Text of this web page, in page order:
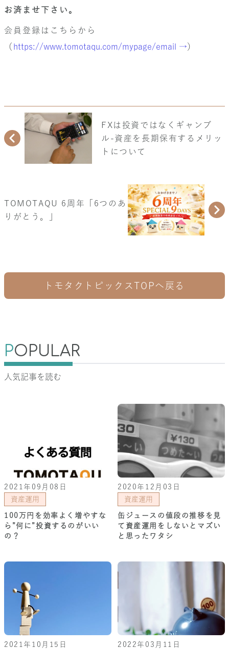
お済ませ下さい。
会員登録はこちらから
（ https://www.tomotaqu.com/mypage/email →）
FXは投資ではなくギャンブ
ル-資産を長期保有するメリッ
トについて
TOMOTAQU 6周年「6つのあ
りがとう。」
トモタクトピックスTOPへ戻る
POPULAR
人気記事を読む
2021年09月08日
資産運用
100万円を効率よく増やすな
ら”何に”投資するのがいい
の？
2020年12月03日
資産運用
缶ジュースの値段の推移を見
て資産運用をしないとマズい
と思ったワタシ
2021年10月15日
2022年03月11日